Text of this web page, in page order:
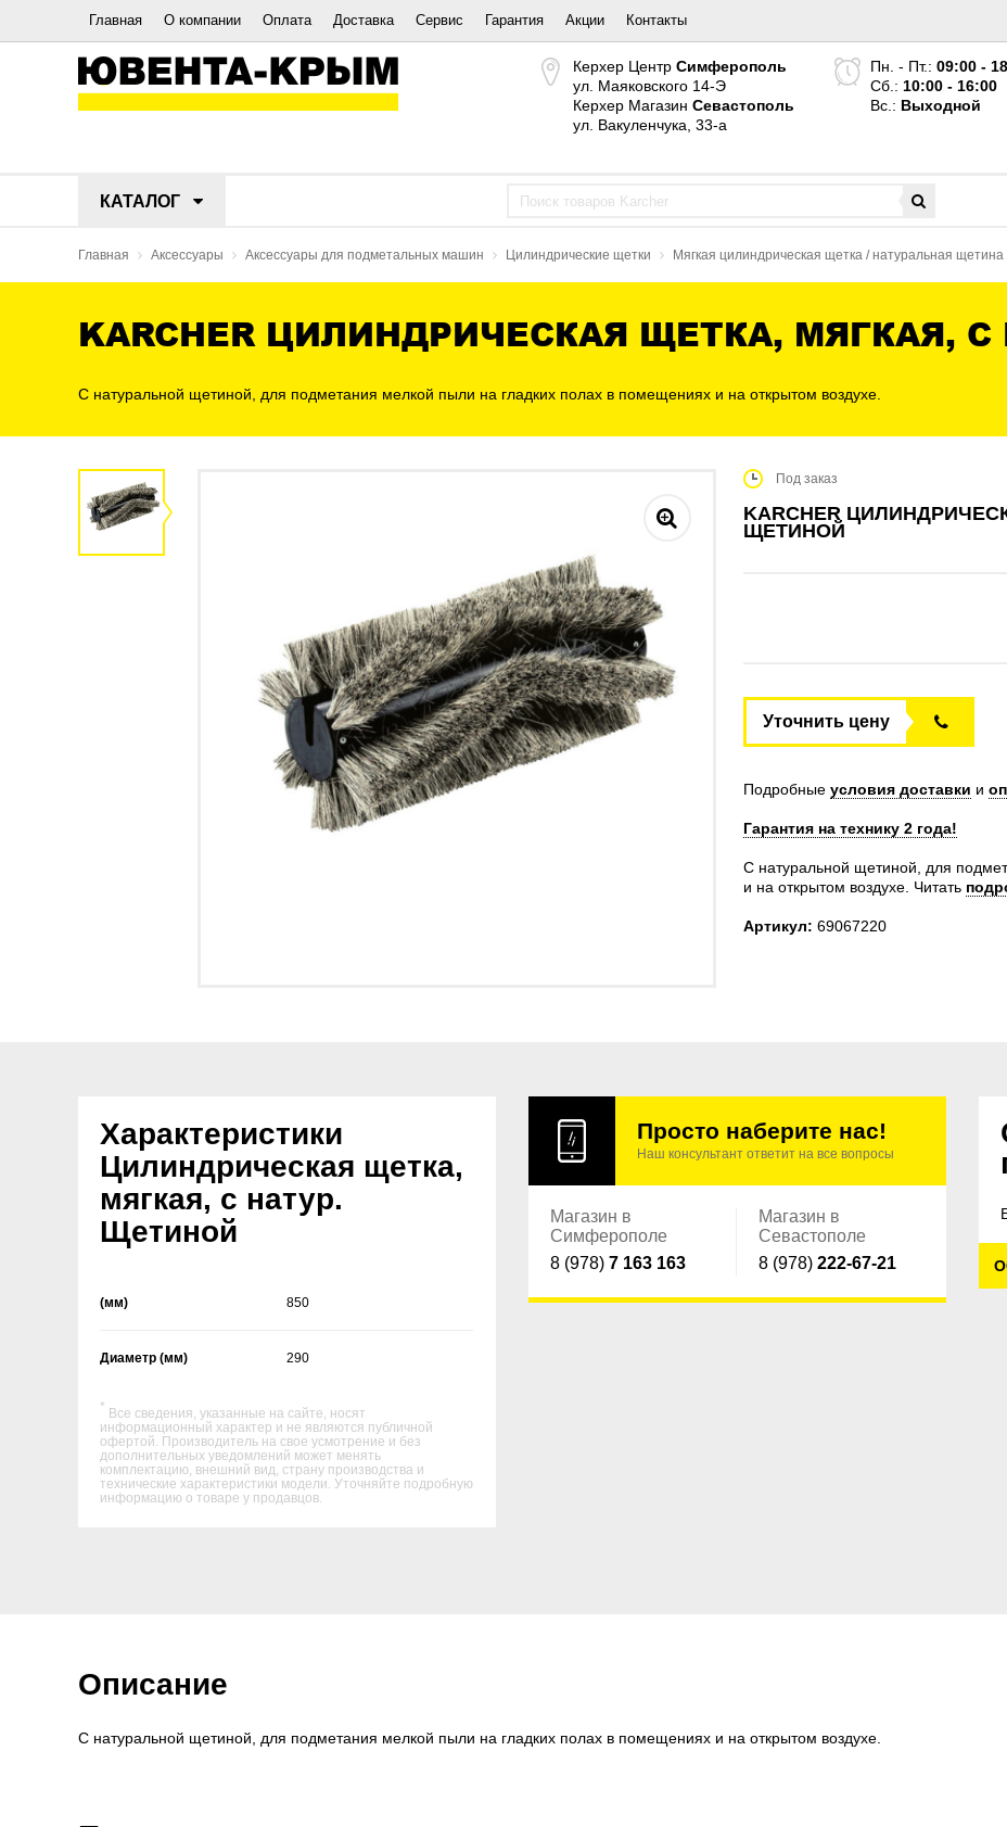
Главная О компании Оплата Доставка Сервис Гарантия Акции Контакты
Керхер Центр Симферополь
ул. Маяковского 14-Э
Керхер Магазин Севастополь
ул. Вакуленчука, 33-а
Пн. - Пт.: 09:00 -
Сб.: 10:00 - 16:00
Вс.: Выходной
КАТАЛОГ
Главная Аксессуары Аксессуары для подметальных машин Цилиндрические щетки Мягкая цилиндрическая щетка / натуральная щетина
KARCHER ЦИЛИНДРИЧЕСКАЯ ЩЕТКА, МЯГКАЯ,
С натуральной щетиной, для подметания мелкой пыли на гладких полах в помещениях и на открытом воздухе.
Под заказ
KARCHER
ЩЕТИНОЙ
Уточнить цену
Подробные условия доставки и
Гарантия на технику 2 года!
С натуральной щетиной, для
и на открытом воздухе. Читать
Артикул: 69067220
Характеристики
Цилиндрическая щетка,
мягкая, с натур.
Щетиной
(мм) 850
Диаметр (мм) 290
* Все сведения, указанные на сайте, носят
информационный характер и не являются публичной
офертой. Производитель на свое усмотрение и без
дополнительных уведомлений может менять
комплектацию, внешний вид, страну производства и
технические характеристики модели. Уточняйте подробную
информацию о товаре у продавцов.
Просто наберите нас!
Наш консультант ответит на все вопросы
Магазин в
Симферополе
8 (978) 7 163 163
Магазин в
Севастополе
8 (978)222-67-21
Описание
С натуральной щетиной, для подметания мелкой пыли на гладких полах в помещениях и на открытом воздухе.